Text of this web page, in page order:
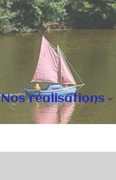
Nos réalisations